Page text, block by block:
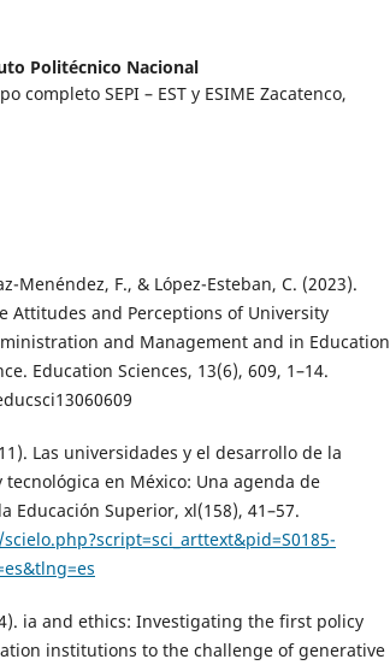
Politécnico Nacional
completo SEPI – EST y ESIME Zacatenco,
Menéndez, F., & López-Esteban, C. (2023).
Attitudes and Perceptions of University
and Management and in Education
Education Sciences, 13(6), 609, 1–14.
Las universidades y el desarrollo de la
en México: Una agenda de
Educación Superior, xl(158), 41–57.
ia and ethics: Investigating the first policy
institutions to the challenge of generative